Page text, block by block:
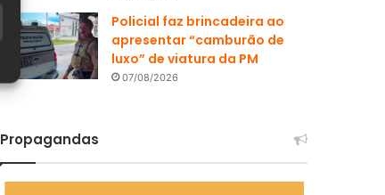
Policial faz brincadeira ao
apresentar “camburão de
luxo” de viatura da PM
07/08/2026
Propagandas